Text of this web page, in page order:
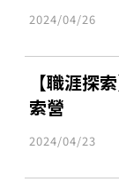
2024/04/26
【職涯探
索營
2024/04/23